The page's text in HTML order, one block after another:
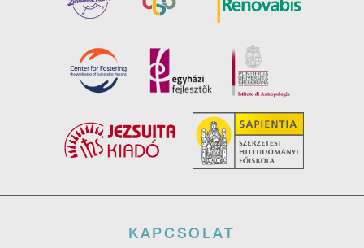
KAPCSOLAT